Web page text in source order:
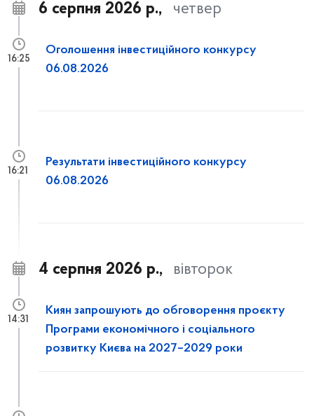
6 серпня 2026 р., четвер
Оголошення інвестиційного конкурсу
06.08.2026
16:25
Результати інвестиційного конкурсу
06.08.2026
16:21
4 серпня 2026 р., вівторок
Киян запрошують до обговорення проєкту
Програми економічного і соціального
розвитку Києва на 2027–2029 роки
14:31